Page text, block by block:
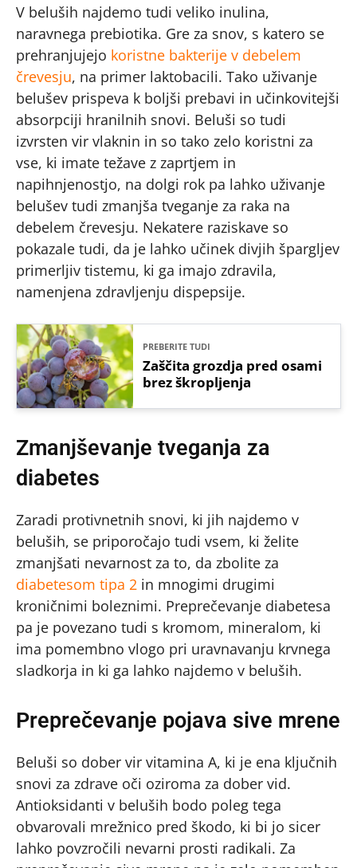
V beluših najdemo tudi veliko inulina,
naravnega prebiotika. Gre za snov, s katero se
prehranjujejo koristne bakterije v debelem
črevesju, na primer laktobacili. Tako uživanje
belušev prispeva k boljši prebavi in učinkovitejši
absorpciji hranilnih snovi. Beluši so tudi
izvrsten vir vlaknin in so tako zelo koristni za
vse, ki imate težave z zaprtjem in
napihnjenostjo, na dolgi rok pa lahko uživanje
belušev tudi zmanjša tveganje za raka na
debelem črevesju. Nekatere raziskave so
pokazale tudi, da je lahko učinek divjih špargljev
primerljiv tistemu, ki ga imajo zdravila,
namenjena zdravljenju dispepsije.
PREBERITE TUDI
Zaščita grozdja pred osami
brez škropljenja
Zmanjševanje tveganja za
diabetes
Zaradi protivnetnih snovi, ki jih najdemo v
beluših, se priporočajo tudi vsem, ki želite
zmanjšati nevarnost za to, da zbolite za
diabetesom tipa 2 in mnogimi drugimi
kroničnimi boleznimi. Preprečevanje diabetesa
pa je povezano tudi s kromom, mineralom, ki
ima pomembno vlogo pri uravnavanju krvnega
sladkorja in ki ga lahko najdemo v beluših.
Preprečevanje pojava sive mrene
Beluši so dober vir vitamina A, ki je ena ključnih
snovi za zdrave oči oziroma za dober vid.
Antioksidanti v beluših bodo poleg tega
obvarovali mrežnico pred škodo, ki bi jo sicer
lahko povzročili nevarni prosti radikali. Za